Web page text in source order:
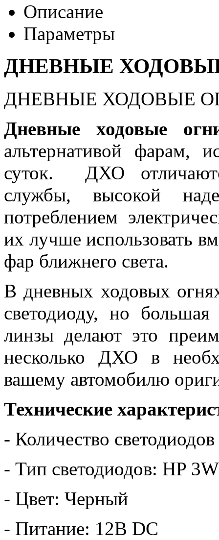
Описание
Параметры
ДНЕВНЫЕ
ДНЕВНЫЕ ХОДОВЫЕ
Дневные ходовые
альтернативой фарам,
суток. ДХО
службы, высокой
потреблением
их лучше использовать
фар ближнего света.
В дневных ходовых
светодиоду, но
линзы делают это
несколько ДХО в
вашему автомобилю
Технические
- Количество
- Тип светодиодов: HP 3W
- Цвет: Черный
- Питание: 12В DC